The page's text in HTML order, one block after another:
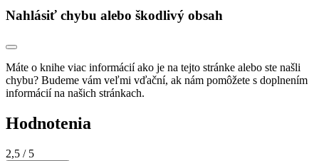
Nahlásiť chybu alebo škodlivý obsah
Máte o knihe viac informácií ako je na tejto stránke alebo ste našli
chybu? Budeme vám veľmi vďační, ak nám pomôžete s doplnením
informácií na našich stránkach.
Hodnotenia
2,5 / 5